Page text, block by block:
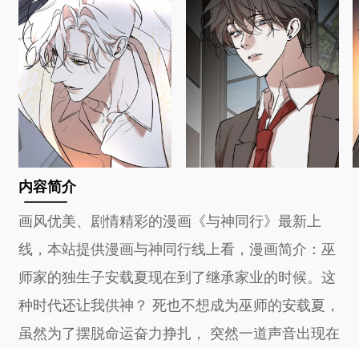
内容简介
画风优美、剧情精彩的漫画《与神同行》最新上
线，本站提供漫画与神同行线上看，漫画简介：巫
师家的独生子安载夏现在到了继承家业的时候。这
种时代还让我供神？ 死也不想成为巫师的安载夏，
虽然为了摆脱命运奋力挣扎， 突然一道声音出现在